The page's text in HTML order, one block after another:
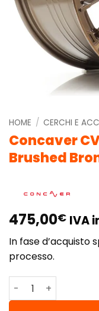
HOME / CERCHI E
Concaver
Brushed
475,00€ IVA
In fase d’acquisto
processo.
Concaver CVR7